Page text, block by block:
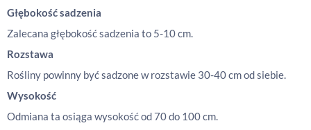
Głębokość sadzenia
Zalecana głębokość sadzenia to 5-10 cm.
Rozstawa
Rośliny powinny być sadzone w rozstawie 30-40 cm od siebie.
Wysokość
Odmiana ta osiąga wysokość od 70 do 100 cm.